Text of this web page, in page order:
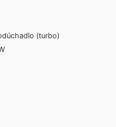
(turbo)